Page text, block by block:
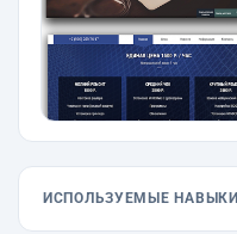
ИСПОЛЬЗУЕМЫЕ НАВЫКИ